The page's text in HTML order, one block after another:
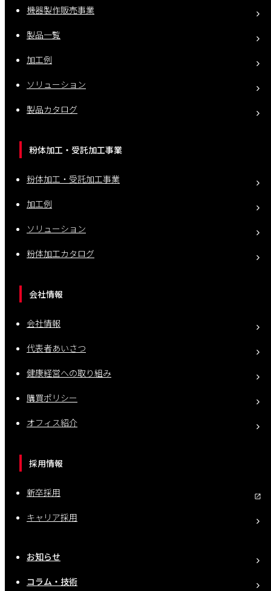
機器製作販売事業
製品一覧
加工例
ソリューション
製品カタログ
粉体加工・受託加工事業
粉体加工・受託加工事業
加工例
ソリューション
粉体加工カタログ
会社情報
会社情報
代表者あいさつ
健康経営への取り組み
購買ポリシー
オフィス紹介
採用情報
新卒採用
キャリア採用
お知らせ
コラム・技術